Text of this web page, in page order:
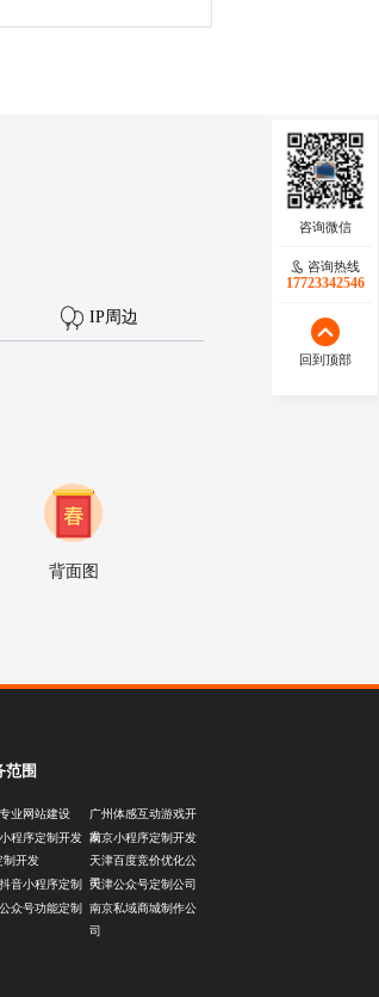
IP周边
背面图
咨询热线
17723342546
回到顶部
范围
业网站建设
程序定制开发
制开发
音小程序定制
众号功能定制
广州体感互动游戏开
发
南京小程序定制开发
天津百度竞价优化公
司
天津公众号定制公司
南京私域商城制作公
司